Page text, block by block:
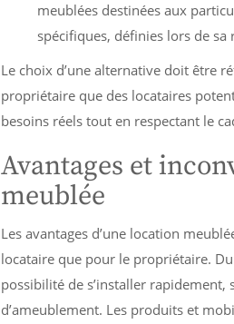
meublées destinées aux
spécifiques, définies lors de
Le choix d’une alternative doit être
propriétaire que des locataires
besoins réels tout en respectant le
Avantages et
meublée
Les avantages d’une location
locataire que pour le propriétaire.
possibilité de s’installer rapidement,
d’ameublement. Les produits et